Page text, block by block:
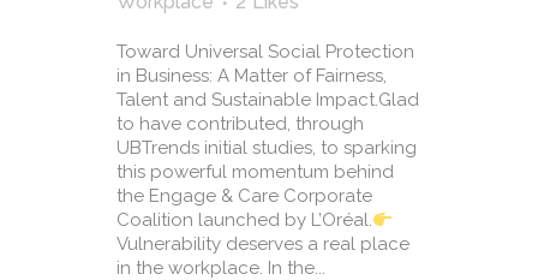
Toward Universal Social Protection
in Business: A Matter of Fairness,
Talent and Sustainable Impact.Glad
to have contributed, through
UBTrends initial studies, to sparking
this powerful momentum behind
the Engage & Care Corporate
Coalition launched by L’Oréal.
Vulnerability deserves a real place
in the workplace. In the...